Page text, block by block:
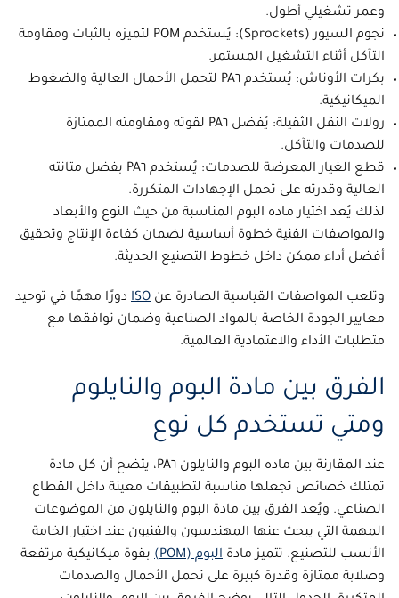
وعمر تشغيلي أطول.
نجوم السيور (Sprockets): يُستخدم POM لتميزه بالثبات ومقاومة
التآكل أثناء التشغيل المستمر.
بكرات الأوناش: يُستخدم PA٦ لتحمل الأحمال العالية والضغوط
الميكانيكية.
رولات النقل الثقيلة: يُفضل PA٦ لقوته ومقاومته الممتازة
للصدمات والتآكل.
قطع الغيار المعرضة للصدمات: يُستخدم PA٦ بفضل متانته
العالية وقدرته على تحمل الإجهادات المتكررة.
لذلك يُعد اختيارماده البوم المناسبة من حيث النوع والأبعاد
والمواصفات الفنية خطوة أساسية لضمان كفاءة الإنتاج وتحقيق
أفضل أداء ممكن داخل خطوط التصنيع الحديثة.
وتلعب المواصفات القياسية الصادرة عن ISO دورًا مهمًا في توحيد
معايير الجودة الخاصة بالمواد الصناعية وضمان توافقها مع
متطلبات الأداء والاعتمادية العالمية.
الفرق بين مادة البوم والنايلوم
ومتي تستخدم كل نوع
عند المقارنة بين ماده البوم
والنايلون PA٦، يتضح أن كل مادة
تمتلك خصائص تجعلها مناسبة لتطبيقات معينة داخل القطاع
الصناعي. ويُعد الفرق بين مادة البوم والنايلون من الموضوعات
المهمة التي يبحث عنها المهندسون والفنيون عند اختيار الخامة
الأنسب للتصنيع. تتميز مادة البوم (POM)
بقوة ميكانيكية مرتفعة
وصلابة ممتازة وقدرة كبيرة على تحمل الأحمال والصدمات